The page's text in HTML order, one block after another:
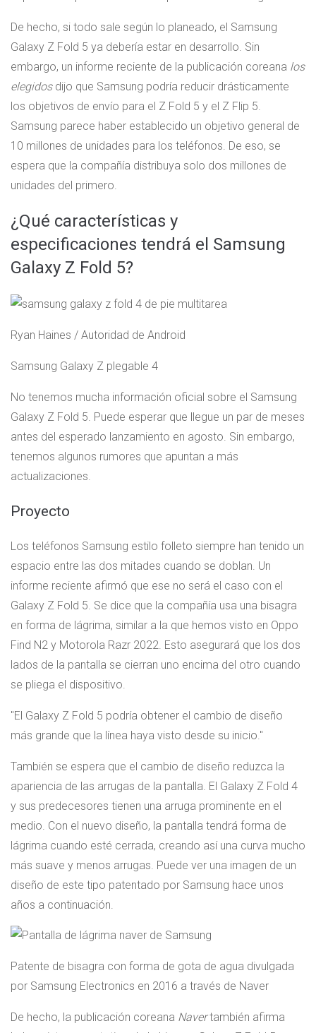
De hecho, si todo sale según lo planeado, el Samsung
Galaxy Z Fold 5 ya debería estar en desarrollo. Sin
embargo, un informe reciente de la publicación coreana los
elegidosdijo que Samsung podría reducir drásticamente
los objetivos de envío para el Z Fold 5 y el Z Flip 5.
Samsung parece haber establecido un objetivo general de
10 millones de unidades para los teléfonos. De eso, se
espera que la compañía distribuya solo dos millones de
unidades del primero.
¿Qué características y
especificaciones tendrá el Samsung
Galaxy Z Fold 5?
Ryan Haines / Autoridad de Android
Samsung Galaxy Z plegable 4
No tenemos mucha información oficial sobre el Samsung
Galaxy Z Fold 5. Puede esperar que llegue un par de meses
antes del esperado lanzamiento en agosto. Sin embargo,
tenemos algunos rumores que apuntan a más
actualizaciones.
Proyecto
Los teléfonos Samsung estilo folleto siempre han tenido un
espacio entre las dos mitades cuando se doblan. Un
informe reciente afirmó que ese no será el caso con el
Galaxy Z Fold 5. Se dice que la compañía usa una bisagra
en forma de lágrima, similar a la que hemos visto en Oppo
Find N2 y Motorola Razr 2022. Esto asegurará que los dos
lados de la pantalla se cierran uno encima del otro cuando
se pliega el dispositivo.
El Galaxy Z Fold 5 podría obtener el cambio de diseño
más grande que la línea haya visto desde su inicio.
También se espera que el cambio de diseño reduzca la
apariencia de las arrugas de la pantalla. El Galaxy Z Fold 4
y sus predecesores tienen una arruga prominente en el
medio. Con el nuevo diseño, la pantalla tendrá forma de
lágrima cuando esté cerrada, creando así una curva mucho
más suave y menos arrugas. Puede ver una imagen de un
diseño de este tipo patentado por Samsung hace unos
años a continuación.
Patente de bisagra con forma de gota de agua divulgada
por Samsung Electronics en 2016 a través de Naver
De hecho, la publicación coreana Navertambién afirma